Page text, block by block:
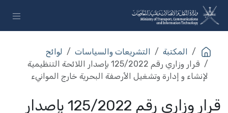
تخطي للذهاب إلى المحتوى
المكتبة التشريعات والسياسات
لوائح
قرار وزاري رقم 125/2022 بإصدار اللائحة التنظيمية
لإنشاء و إدارة وتشغيل الأرصفة البحرية خارج الموانيء
قرار وزاري رقم 125/2022 بإصدار